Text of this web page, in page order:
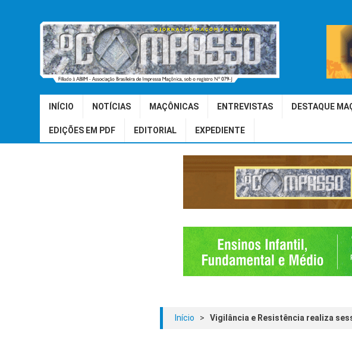
INÍCIO NOTÍCIAS MAÇÔNICAS ENTREVISTAS DESTAQUE
EDIÇÕES EM PDF EDITORIAL EXPEDIENTE
Início > Vigilância e Resistência realiza